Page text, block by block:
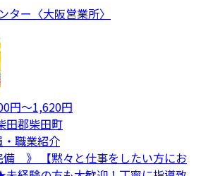
ター〈大阪営業所〉
円〜1,620円
田郡柴田町
・職業紹介
》 【黙々と仕事をしたい方にお